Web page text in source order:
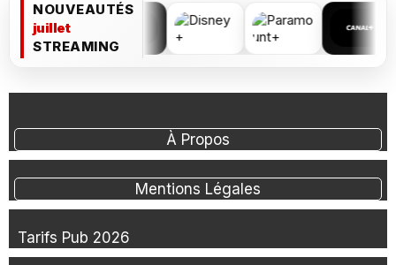
NOUVEAUTÉS
juillet
STREAMING
À Propos
Mentions Légales
Tarifs Pub 2026